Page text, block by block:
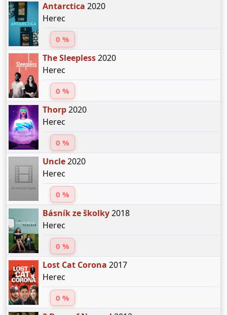
Antarctica 2020
Herec
0 %
The Sleepless2020
Herec
0 %
Thorp2020
Herec
0 %
Uncle2020
Herec
0 %
Básník ze školky2018
Herec
0 %
Lost Cat Corona 2017
Herec
0 %